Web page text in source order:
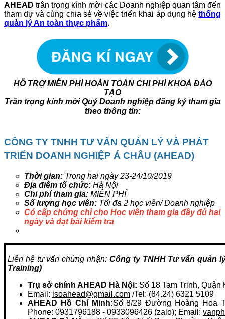
AHEAD trân trọng kính mời các Doanh nghiệp quan tâm đến
tham dự và cùng chia sẻ về việc triển khai áp dụng hệ thống
quản lý An toàn thực phẩm.
HỖ TRỢ MIỄN PHÍ HOÀN TOÀN CHI PHÍ KHOÁ ĐÀO
TẠO
Trân trọng kính mời Quý Doanh nghiệp đăng ký tham gia
theo thông tin:
CÔNG TY TNHH TƯ VẤN QUẢN LÝ VÀ PHÁT
TRIỂN DOANH NGHIỆP Á CHÂU (AHEAD)
Thời gian: Trong hai ngày 23-24/10/2019
Địa điểm tổ chức: Hà Nội
Chi phí tham gia: MIỄN PHÍ
Số lượng học viên: Tối đa 2 học viên/ Doanh nghiệp
Có cấp chứng chỉ cho Học viên tham gia đầy đủ hai
ngày và đạt bài kiểm tra
Liên hệ tư vấn chứng nhận: Công ty TNHH Tư vấn quản
Training)
Trụ sở chính AHEAD Hà Nội: Số 18 Tam Trinh,
Email: isoahead@gmail.com /Tel: (84.24) 6321 5109
AHEAD Hồ Chí Minh:Số 8/29 Đường Hoàng Hoa
Phone: 0931796188 - 0933096426 (zalo); Email: